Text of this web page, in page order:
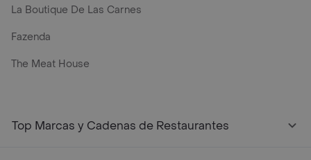
La Boutique De Las Carnes
Fazenda
The Meat House
Top Marcas y Cadenas de Restaurantes